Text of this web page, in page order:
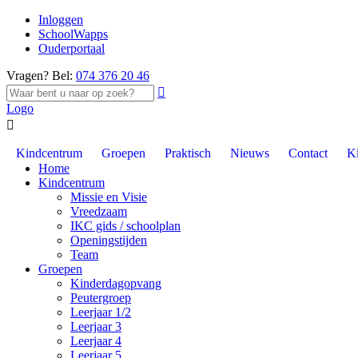
Inloggen
SchoolWapps
Ouderportaal
Vragen? Bel: 074 376 20 46

Logo

Kindcentrum Groepen Praktisch Nieuws Contact
Home
Kindcentrum
Missie en Visie
Vreedzaam
IKC gids / schoolplan
Openingstijden
Team
Groepen
Kinderdagopvang
Peutergroep
Leerjaar 1/2
Leerjaar 3
Leerjaar 4
Leerjaar 5